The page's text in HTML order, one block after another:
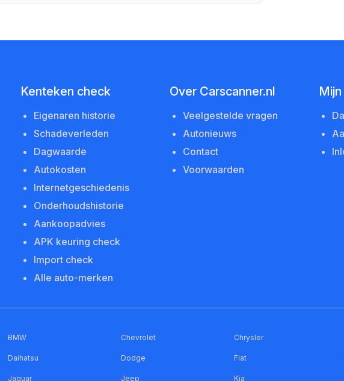
Kenteken check
Eigenaren historie
Schadeverleden
Dagwaarde
Autokosten
Internetgeschiedenis
Onderhoudshistorie
Aankoopadvies
APK keuring check
Import check
Alle auto-merken
Over Carscanner.nl
Veelgestelde vragen
Autonieuws
Contact
Voorwaarden
BMW Chevrolet Chrysler
Daihatsu Dodge Fiat
Jaguar Jeep Kia